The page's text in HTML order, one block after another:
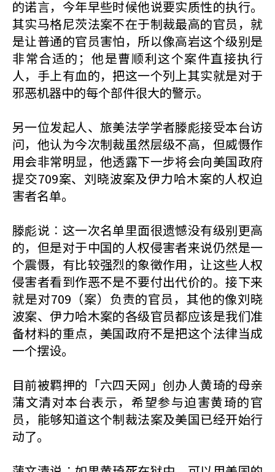
的诺言，今年早些时候他说要实质性的执行。
其实马格尼茨法案不在于制裁最高的官员，就
是让普通的官员害怕，所以像高岩这个级别是
非常合适的；他是曹顺利这个案件直接执行
人，手上有血的，把这一个列上其实就是对于
邪恶机器中的每个部件很大的警示。
另一位发起人、旅美法学学者滕彪接受本台访
问，他认为今次制裁虽然层级不高，但威慑作
用会非常明显，他透露下一步将会向美国政府
提交709案、刘晓波案及伊力哈木案的人权迫
害者名单。
滕彪说︰这一次名单里面很遗憾没有级别更高
的，但是对于中国的人权侵害者来说仍然是一
个震慑，有比较强烈的象徵作用，让这些人权
侵害者看到作恶不是不要付出代价的。接下来
就是对709（案）负责的官员，其他的像刘晓
波案、伊力哈木案的各级官员都应该是我们准
备材料的重点，美国政府不是把这个法律当成
一个摆设。
目前被羁押的「六四天网」创办人黄琦的母亲
蒲文清对本台表示，希望参与迫害黄琦的官
员，能够知道这个制裁法案及美国已经开始行
动了。